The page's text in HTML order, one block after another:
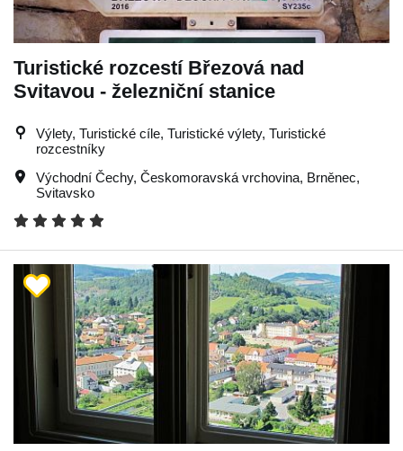
Turistické rozcestí Březová nad
Svitavou - železniční stanice
Výlety, Turistické cíle, Turistické výlety, Turistické
rozcestníky
Východní Čechy, Českomoravská vrchovina, Brněnec,
Svitavsko